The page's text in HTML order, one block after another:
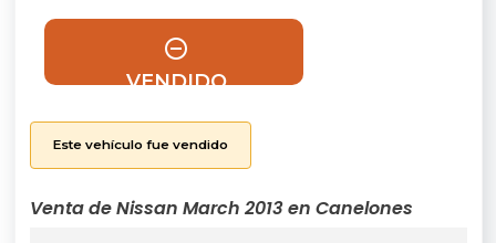
VENDIDO
Este vehículo fue vendido
Venta de Nissan March 2013 en Canelones